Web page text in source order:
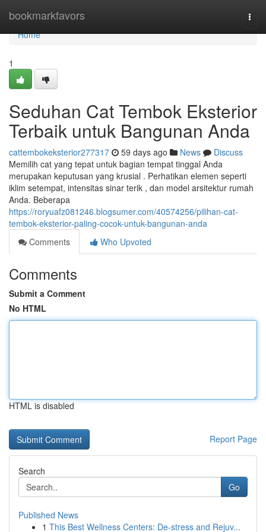
bookmarkfavors
Home
Home
1
Seduhan Cat Tembok Eksterior
Terbaik untuk Bangunan Anda
cattembokeksterior277317 59 days ago News
Discuss
Memilih cat yang tepat untuk bagian tempat tinggal Anda
merupakan keputusan yang krusial . Perhatikan elemen seperti
iklim setempat, intensitas sinar terik , dan model arsitektur rumah
Anda. Beberapa
https://roryuafz081246.blogsumer.com/40574256/pilihan-cat-
tembok-eksterior-paling-cocok-untuk-bangunan-anda
Comments
Who Upvoted
Comments
Submit a Comment
No HTML
HTML is disabled
Report Page
Search
Go
Published News
1 This Best Wellness Centers: De-stress and Rejuv...